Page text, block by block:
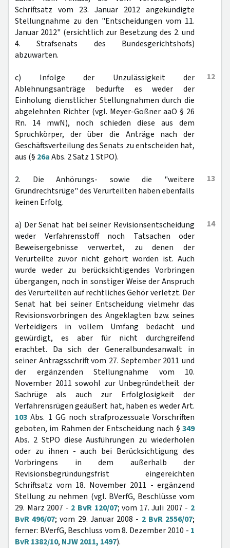
Schriftsatz vom 23. Januar 2012 angekündigte
Stellungnahme zu den "Entscheidungen vom 11.
Januar 2012" (ersichtlich zur Besetzung des 2. und
4. Strafsenats des Bundesgerichtshofs)
abzuwarten.
12
c) Infolge der Unzulässigkeit der
Ablehnungsanträge bedurfte es weder der
Einholung dienstlicher Stellungnahmen durch die
abgelehnten Richter (vgl. Meyer-Goßner aaO § 26
Rn. 14 mwN), noch schieden diese aus dem
Spruchkörper, der über die Anträge nach der
Geschäftsverteilung des Senats zu entscheiden hat,
aus (§ 26aAbs. 2 Satz 1 StPO).
13
2. Die Anhörungs- sowie die "weitere
Grundrechtsrüge" des Verurteilten haben ebenfalls
keinen Erfolg.
14
a) Der Senat hat bei seiner Revisionsentscheidung
weder Verfahrensstoff noch Tatsachen oder
Beweisergebnisse verwertet, zu denen der
Verurteilte zuvor nicht gehört worden ist. Auch
wurde weder zu berücksichtigendes Vorbringen
übergangen, noch in sonstiger Weise der Anspruch
des Verurteilten auf rechtliches Gehör verletzt. Der
Senat hat bei seiner Entscheidung vielmehr das
Revisionsvorbringen des Angeklagten bzw. seines
Verteidigers in vollem Umfang bedacht und
gewürdigt, es aber für nicht durchgreifend
erachtet. Da sich der Generalbundesanwalt in
seiner Antragsschrift vom 27. September 2011 und
der ergänzenden Stellungnahme vom 10.
November 2011 sowohl zur Unbegründetheit der
Sachrüge als auch zur Erfolglosigkeit der
Verfahrensrügen geäußert hat, haben es weder Art.
103 Abs. 1 GG noch strafprozessuale Vorschriften
geboten, im Rahmen der Entscheidung nach § 349
Abs. 2 StPO diese Ausführungen zu wiederholen
oder zu ihnen - auch bei Berücksichtigung des
Vorbringens in dem außerhalb der
Revisionsbegründungsfrist eingereichten
Schriftsatz vom 18. November 2011 - ergänzend
Stellung zu nehmen (vgl. BVerfG, Beschlüsse vom
29. März 2007 - 2 BvR 120/07; vom 17. Juli 2007 - 2
BvR 496/07; vom 29. Januar 2008 - 2 BvR 2556/07;
ferner: BVerfG, Beschluss vom 8. Dezember 2010 - 1
BvR 1382/10, NJW 2011, 1497).